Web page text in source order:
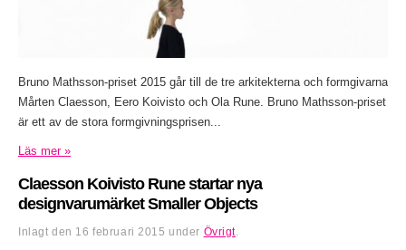
Bruno Mathsson-priset 2015 går till de tre arkitekterna och formgivarna
Mårten Claesson, Eero Koivisto och Ola Rune. Bruno Mathsson-priset
är ett av de stora formgivningsprisen...
Läs mer »
Claesson Koivisto Rune startar nya
designvarumärket Smaller Objects
Inlagt den 16 februari 2015 under Övrigt